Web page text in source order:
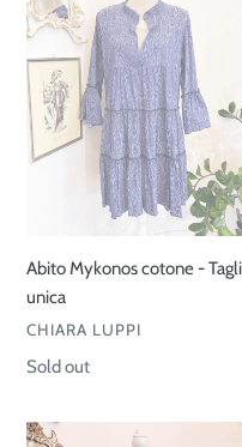
-
Taglia
unica
Abito Mykonos cotone -
unica
VENDOR
CHIARA LUPPI
Regular
Sold out
Abito